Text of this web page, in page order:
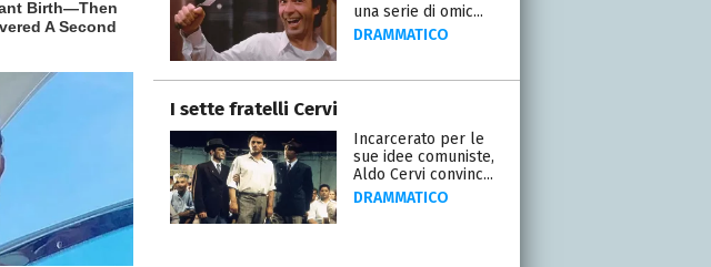
una serie di omic...
DRAMMATICO
I sette fratelli Cervi
Incarcerato per le
sue idee comuniste,
Aldo Cervi convinc...
DRAMMATICO